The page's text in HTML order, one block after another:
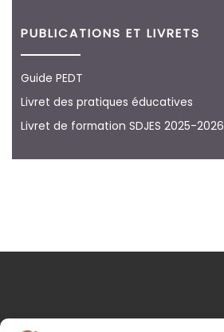
PUBLICATIONS ET LIVRETS
Guide PEDT
Livret des pratiques éducatives
Livret de formation SDJES 2025-2026